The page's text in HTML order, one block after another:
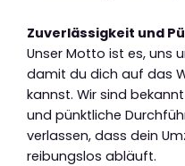
Zuverlässigkeit und
Unser Motto ist es, uns
damit du dich auf das
kannst. Wir sind
und pünktliche
verlassen, dass dein
reibungslos abläuft.